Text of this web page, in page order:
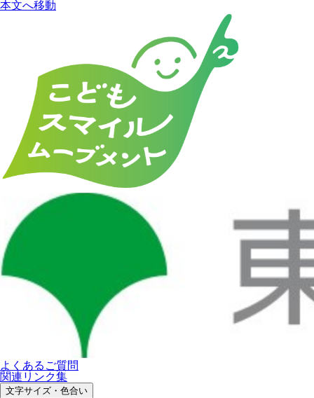
本文へ移動
よくあるご質問
関連リンク集
文字サイズ・色合い